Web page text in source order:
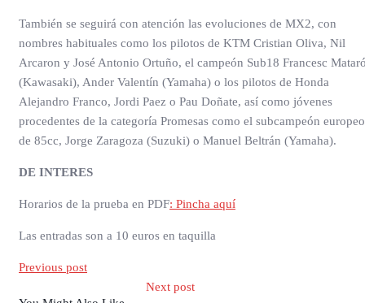
También se seguirá con atención las evoluciones de MX2, con
nombres habituales como los pilotos de KTM Cristian Oliva, Nil
Arcaron y José Antonio Ortuño, el campeón Sub18 Francesc
(Kawasaki), Ander Valentín (Yamaha) o los pilotos de Honda
Alejandro Franco, Jordi Paez o Pau Doñate, así como jóvenes
procedentes de la categoría Promesas como el subcampeón europeo
de 85cc, Jorge Zaragoza (Suzuki) o Manuel Beltrán (Yamaha).
DE INTERES
Horarios de la prueba en PDF: Pincha aquí
Las entradas son a 10 euros en taquilla
Previous post
Next post